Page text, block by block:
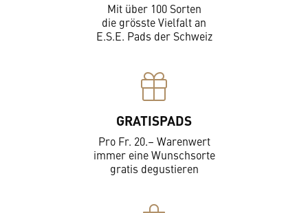
Mit über 100 Sorten
die grösste Vielfalt an
E.S.E. Pads der Schweiz
GRATISPADS
Pro Fr. 20.– Warenwert
immer eine Wunschsorte
gratis degustieren